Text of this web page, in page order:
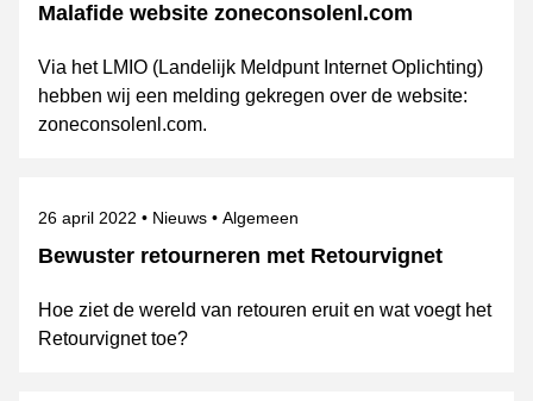
Malafide website zoneconsolenl.com
Via het LMIO (Landelijk Meldpunt Internet Oplichting)
hebben wij een melding gekregen over de website:
zoneconsolenl.com.
Bewuster retourneren met Retourvignet
Gepubliceerd op
26 april 2022 Categorie
Nieuws Onderwerpen
Algemeen
Hoe ziet de wereld van retouren eruit en wat voegt het
Retourvignet toe?